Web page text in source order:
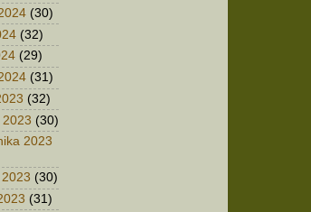
(30)
(32)
(29)
(31)
(32)
2023 (30)
2023
(30)
(31)